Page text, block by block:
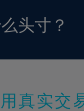
6%
7%
11%
头寸？
真实交